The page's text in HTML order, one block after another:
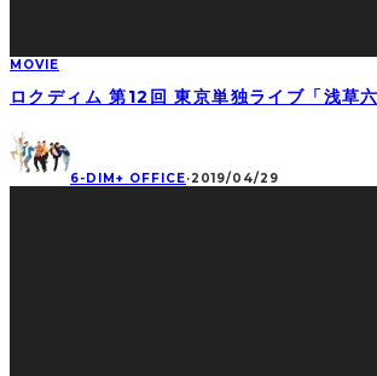
MOVIE
ロクディム 第12回 東京単独ライブ「浅草六
6-DIM+ OFFICE·2019/04/29